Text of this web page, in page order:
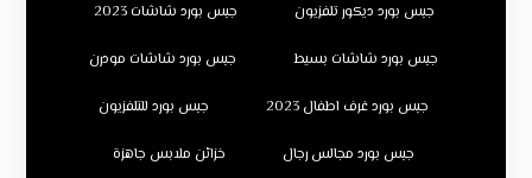
جبس بورد ديكور تلفزيون جبس بورد شاشات 2023
جبس بورد شاشات بسيط جبس بورد شاشات مودرن
جبس بورد غرف اطفال 2023 جبس بورد للتلفزيون
جبس بورد مجالس رجال خزائن ملابس جاهزة